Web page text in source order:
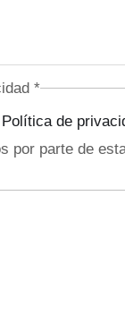
*
Política de
por parte de